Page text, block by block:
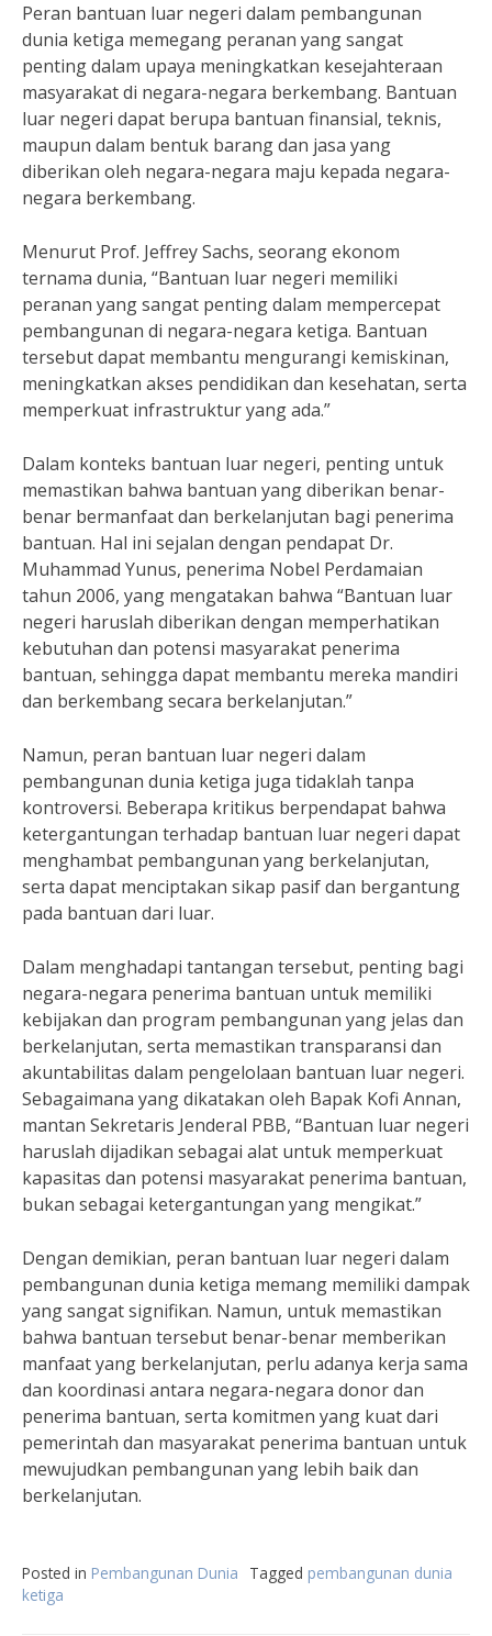
Peran bantuan luar negeri dalam pembangunan
dunia ketiga memegang peranan yang sangat
penting dalam upaya meningkatkan kesejahteraan
masyarakat di negara-negara berkembang. Bantuan
luar negeri dapat berupa bantuan finansial, teknis,
maupun dalam bentuk barang dan jasa yang
diberikan oleh negara-negara maju kepada negara-
negara berkembang.
Menurut Prof. Jeffrey Sachs, seorang ekonom
ternama dunia, “Bantuan luar negeri memiliki
peranan yang sangat penting dalam mempercepat
pembangunan di negara-negara ketiga. Bantuan
tersebut dapat membantu mengurangi kemiskinan,
meningkatkan akses pendidikan dan kesehatan, serta
memperkuat infrastruktur yang ada.”
Dalam konteks bantuan luar negeri, penting untuk
memastikan bahwa bantuan yang diberikan benar-
benar bermanfaat dan berkelanjutan bagi penerima
bantuan. Hal ini sejalan dengan pendapat Dr.
Muhammad Yunus, penerima Nobel Perdamaian
tahun 2006, yang mengatakan bahwa “Bantuan luar
negeri haruslah diberikan dengan memperhatikan
kebutuhan dan potensi masyarakat penerima
bantuan, sehingga dapat membantu mereka mandiri
dan berkembang secara berkelanjutan.”
Namun, peran bantuan luar negeri dalam
pembangunan dunia ketiga juga tidaklah tanpa
kontroversi. Beberapa kritikus berpendapat bahwa
ketergantungan terhadap bantuan luar negeri dapat
menghambat pembangunan yang berkelanjutan,
serta dapat menciptakan sikap pasif dan bergantung
pada bantuan dari luar.
Dalam menghadapi tantangan tersebut, penting bagi
negara-negara penerima bantuan untuk memiliki
kebijakan dan program pembangunan yang jelas dan
berkelanjutan, serta memastikan transparansi dan
akuntabilitas dalam pengelolaan bantuan luar negeri.
Sebagaimana yang dikatakan oleh Bapak Kofi Annan,
mantan Sekretaris Jenderal PBB, “Bantuan luar negeri
haruslah dijadikan sebagai alat untuk memperkuat
kapasitas dan potensi masyarakat penerima bantuan,
bukan sebagai ketergantungan yang mengikat.”
Dengan demikian, peran bantuan luar negeri dalam
pembangunan dunia ketiga memang memiliki dampak
yang sangat signifikan. Namun, untuk memastikan
bahwa bantuan tersebut benar-benar memberikan
manfaat yang berkelanjutan, perlu adanya kerja sama
dan koordinasi antara negara-negara donor dan
penerima bantuan, serta komitmen yang kuat dari
pemerintah dan masyarakat penerima bantuan untuk
mewujudkan pembangunan yang lebih baik dan
berkelanjutan.
Posted in Pembangunan Dunia Tagged pembangunan dunia
ketiga